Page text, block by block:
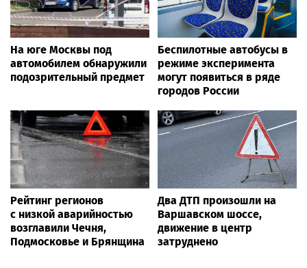
На юге Москвы под
автомобилем обнаружили
подозрительный предмет
Беспилотные автобусы в
режиме эксперимента
могут появиться в ряде
городов России
Рейтинг регионов
с низкой аварийностью
возглавили Чечня,
Подмосковье и Брянщина
Два ДТП произошли на
Варшавском шоссе,
движение в центр
затруднено